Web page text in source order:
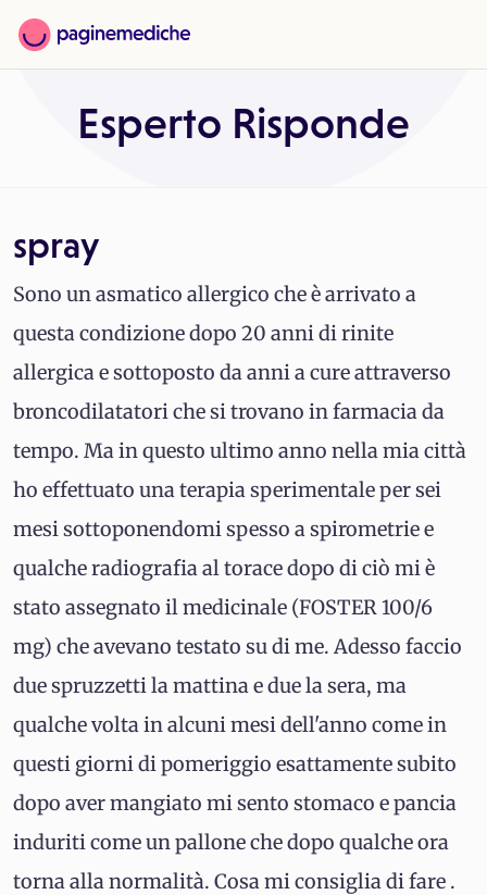
Esperto Risponde
spray
Sono un asmatico allergico che è arrivato a
questa condizione dopo 20 anni di rinite
allergica e sottoposto da anni a cure attraverso
broncodilatatori che si trovano in farmacia da
tempo. Ma in questo ultimo anno nella mia città
ho effettuato una terapia sperimentale per sei
mesi sottoponendomi spesso a spirometrie e
qualche radiografia al torace dopo di ciò mi è
stato assegnato il medicinale (FOSTER 100/6
mg) che avevano testato su di me. Adesso faccio
due spruzzetti la mattina e due la sera, ma
qualche volta in alcuni mesi dell'anno come in
questi giorni di pomeriggio esattamente subito
dopo aver mangiato mi sento stomaco e pancia
induriti come un pallone che dopo qualche ora
torna alla normalità. Cosa mi consiglia di fare .